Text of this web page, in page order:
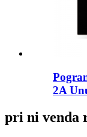
2A
pri ni venda